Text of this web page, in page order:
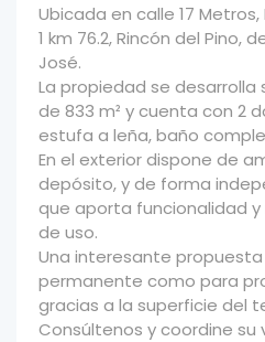
Ubicada en calle 17
1 km 76.2, Rincón del Pino,
José.
La propiedad se desarrolla
de 833 m² y cuenta con 2
estufa a leña, baño
En el exterior dispone de
depósito, y de forma
que aporta funcionalidad
de uso.
Una interesante
permanente como para
gracias a la superficie del
Consúltenos y coordine su